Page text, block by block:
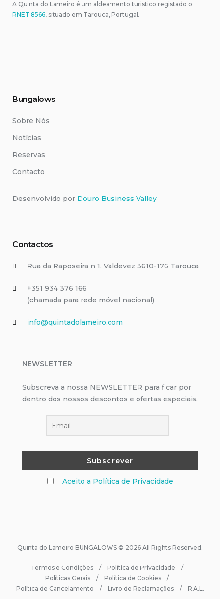
A Quinta do Lameiro é um aldeamento turistico registado o
RNET 8566, situado em Tarouca, Portugal.
Bungalows
Sobre Nós
Notícias
Reservas
Contacto
Desenvolvido por Douro Business Valley
Contactos
Rua da Raposeira n 1, Valdevez 3610-176 Tarouca
+351 ‭934 376 166‬
(chamada para rede móvel nacional)
info@quintadolameiro.com
NEWSLETTER
Subscreva a nossa NEWSLETTER para ficar por
dentro dos nossos descontos e ofertas especiais.
Aceito a Política de Privacidade
Quinta do Lameiro BUNGALOWS © 2026 All Rights Reserved.
Termos e Condições
Política de Privacidade
Políticas Gerais
Política de Cookies
Política de Cancelamento
Livro de Reclamações R.A.L.